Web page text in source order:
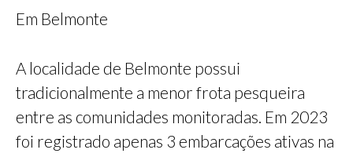
Em Belmonte
A localidade de Belmonte possui
tradicionalmente a menor frota pesqueira
entre as comunidades monitoradas. Em 2023
foi registrado apenas 3 embarcações ativas na